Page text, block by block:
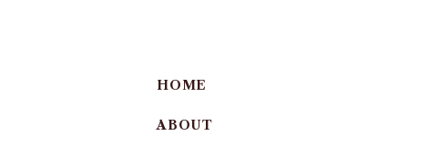
HOME
ABOUT